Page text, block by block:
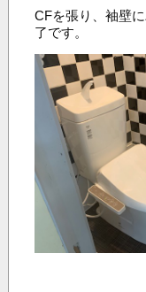
CFを張り、袖壁
了です。